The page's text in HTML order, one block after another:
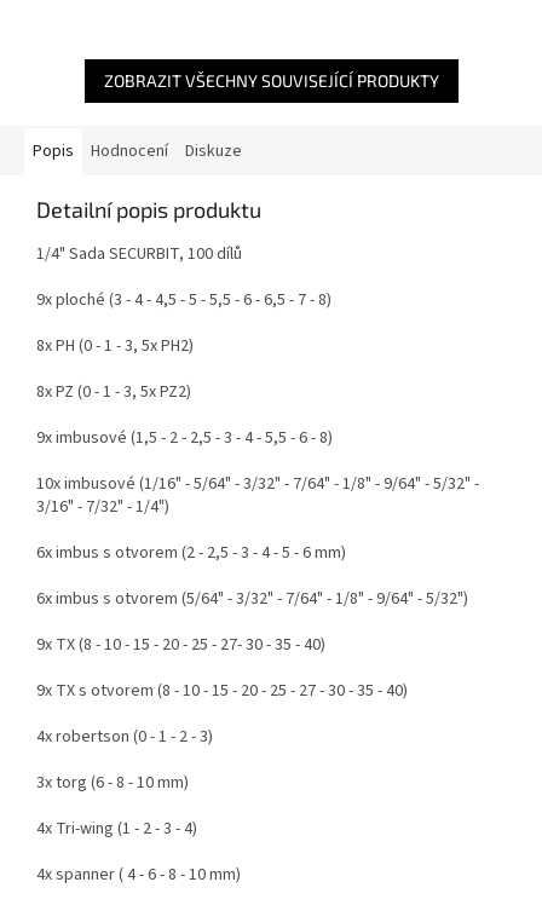
ZOBRAZIT VŠECHNY SOUVISEJÍCÍ PRODUKTY
Popis Hodnocení Diskuze
Detailní popis produktu
1/4" Sada SECURBIT, 100 dílů
9x ploché (3 - 4 - 4,5 - 5 - 5,5 - 6 - 6,5 - 7 - 8)
8x PH (0 - 1 - 3, 5x PH2)
8x PZ (0 - 1 - 3, 5x PZ2)
9x imbusové (1,5 - 2 - 2,5 - 3 - 4 - 5,5 - 6 - 8)
10x imbusové (1/16" - 5/64" - 3/32" - 7/64" - 1/8" - 9/64" - 5/32" -
3/16" - 7/32" - 1/4")
6x imbus s otvorem (2 - 2,5 - 3 - 4 - 5 - 6 mm)
6x imbus s otvorem (5/64" - 3/32" - 7/64" - 1/8" - 9/64" - 5/32")
9x TX (8 - 10 - 15 - 20 - 25 - 27- 30 - 35 - 40)
9x TX s otvorem (8 - 10 - 15 - 20 - 25 - 27 - 30 - 35 - 40)
4x robertson (0 - 1 - 2 - 3)
3x torg (6 - 8 - 10 mm)
4x Tri-wing (1 - 2 - 3 - 4)
4x spanner ( 4 - 6 - 8 - 10 mm)